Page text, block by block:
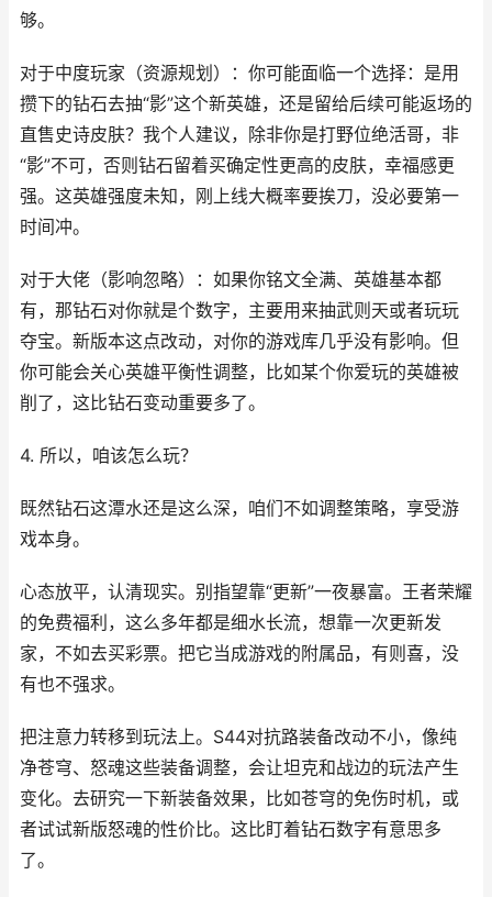
够。
对于中度玩家（资源规划）：你可能面临一个选择：是用
攒下的钻石去抽“影”这个新英雄，还是留给后续可能返场的
直售史诗皮肤？我个人建议，除非你是打野位绝活哥，非
“影”不可，否则钻石留着买确定性更高的皮肤，幸福感更
强。这英雄强度未知，刚上线大概率要挨刀，没必要第一
时间冲。
对于大佬（影响忽略）：如果你铭文全满、英雄基本都
有，那钻石对你就是个数字，主要用来抽武则天或者玩玩
夺宝。新版本这点改动，对你的游戏库几乎没有影响。但
你可能会关心英雄平衡性调整，比如某个你爱玩的英雄被
削了，这比钻石变动重要多了。
4. 所以，咱该怎么玩？
既然钻石这潭水还是这么深，咱们不如调整策略，享受游
戏本身。
心态放平，认清现实。别指望靠“更新”一夜暴富。王者荣耀
的免费福利，这么多年都是细水长流，想靠一次更新发
家，不如去买彩票。把它当成游戏的附属品，有则喜，没
有也不强求。
把注意力转移到玩法上。S44对抗路装备改动不小，像纯
净苍穹、怒魂这些装备调整，会让坦克和战边的玩法产生
变化。去研究一下新装备效果，比如苍穹的免伤时机，或
者试试新版怒魂的性价比。这比盯着钻石数字有意思多
了。